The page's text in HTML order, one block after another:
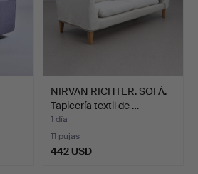
NIRVAN RICHTER. SOFÁ.
Tapicería textil de …
1 día
11 pujas
442 USD